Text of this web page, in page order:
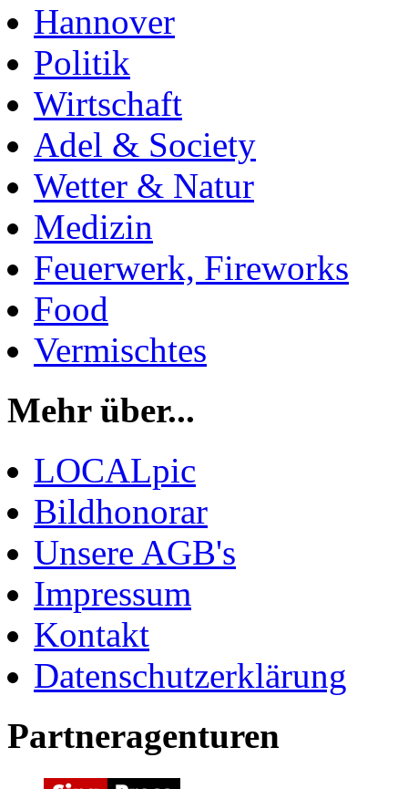
Hannover
Politik
Wirtschaft
Adel & Society
Wetter & Natur
Medizin
Feuerwerk, Fireworks
Food
Vermischtes
Mehr über...
LOCALpic
Bildhonorar
Unsere AGB's
Impressum
Kontakt
Datenschutzerklärung
Partneragenturen